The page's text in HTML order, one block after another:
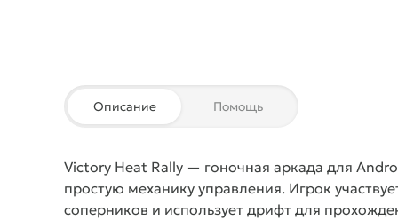
Описание Помощь
Victory Heat Rally — гоночная аркада для
простую механику управления. Игрок
соперников и использует дрифт для